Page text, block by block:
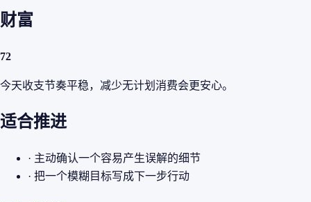
财富
72
今天收支节奏平稳，减少无计划消费会更安心。
适合推进
· 主动确认一个容易产生误解的细节
· 把一个模糊目标写成下一步行动